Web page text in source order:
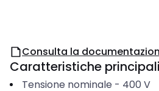
Consulta la
Caratteristiche principali
Tensione nominale - 400 V